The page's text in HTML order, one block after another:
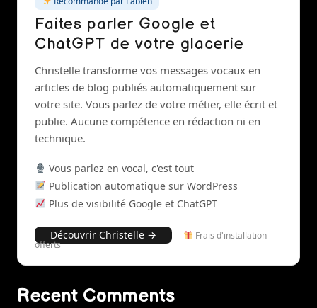
Faites parler Google et
ChatGPT de votre glacerie
Christelle transforme vos messages vocaux en
articles de blog publiés automatiquement sur
votre site. Vous parlez de votre métier, elle écrit et
publie. Aucune compétence en rédaction ni en
technique.
Vous parlez en vocal, c'est tout
Publication automatique sur WordPress
Plus de visibilité Google et ChatGPT
Découvrir Christelle → Frais d'installation
offerts
Recent Comments